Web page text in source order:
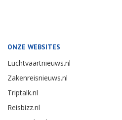
ONZE WEBSITES
Luchtvaartnieuws.nl
Zakenreisnieuws.nl
Triptalk.nl
Reisbizz.nl